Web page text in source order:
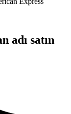
adı satın